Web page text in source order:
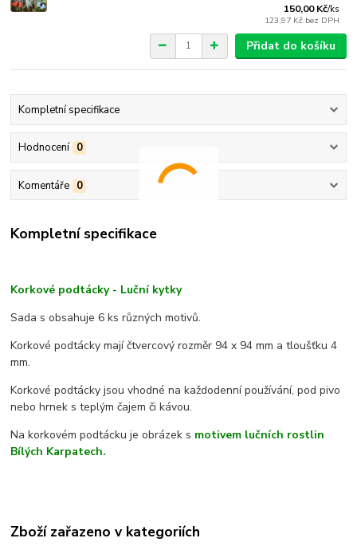
150,00 Kč/ks
123,97 Kč bez DPH
Přidat do košíku
Kompletní specifikace
Hodnocení 0
Komentáře 0
Kompletní specifikace
Korkové podtácky - Luční kytky
Sada s obsahuje 6 ks různých motivů.
Korkové podtácky mají čtvercový rozměr 94 x 94 mm a tloušťku 4
mm.
Korkové podtácky jsou vhodné na každodenní používání, pod pivo
nebo hrnek s teplým čajem či kávou.
Na korkovém podtácku je obrázek s motivem lučních rostlin
Bílých Karpatech.
Zboží zařazeno v kategoriích